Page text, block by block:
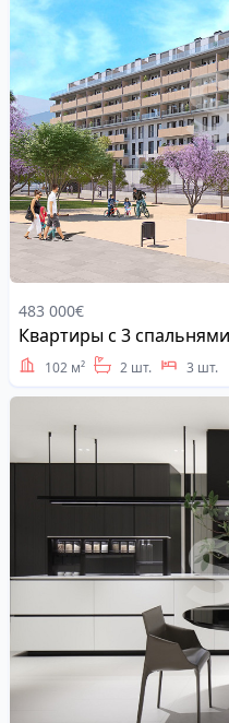
483 000€
Address
Квартиры с 3
102 м² 2 шт. 3 шт.